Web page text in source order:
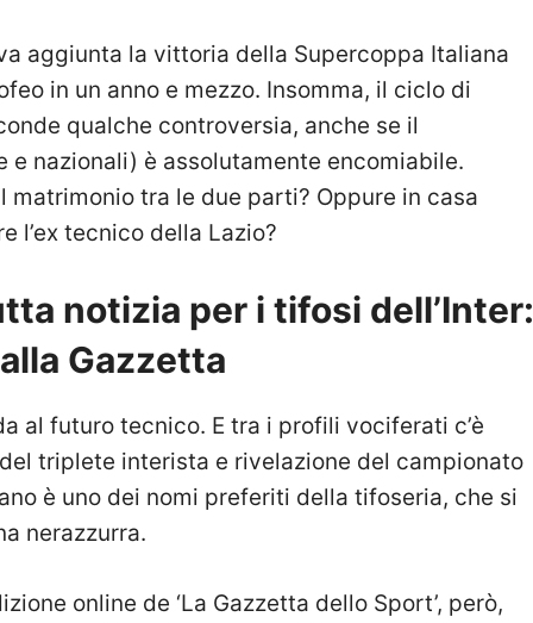
aggiunta la vittoria della Supercoppa Italiana
in un anno e mezzo. Insomma, il ciclo di
qualche controversia, anche se il
e nazionali) è assolutamente encomiabile.
matrimonio tra le due parti? Oppure in casa
l’ex tecnico della Lazio?
notizia per i tifosi dell’Inter:
Gazzetta
al futuro tecnico. E tra i profili vociferati c’è
triplete interista e rivelazione del campionato
è uno dei nomi preferiti della tifoseria, che si
nerazzurra.
online de ‘La Gazzetta dello Sport’, però,